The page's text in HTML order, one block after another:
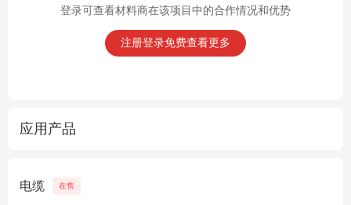
登录可查看材料商在该项目中的合作情况和优势
注册登录免费查看更多
应用产品
电缆 在售